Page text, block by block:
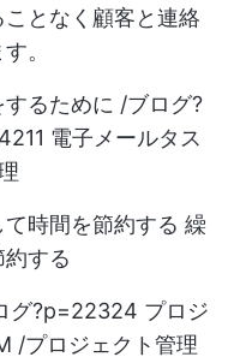
となく顧客と連絡
。
るために /ブログ?
電子メールタス
時間を節約する 繰
する
グ?p=22324 プロジ
/プロジェクト管理